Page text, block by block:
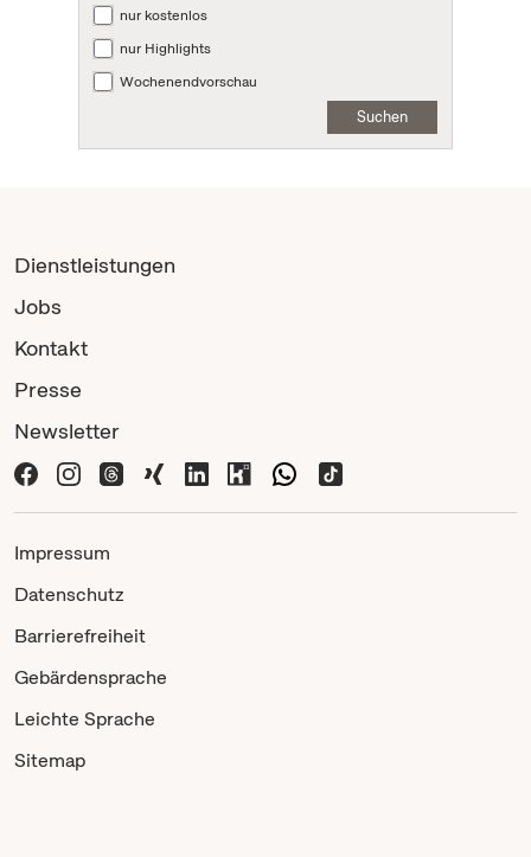
nur kostenlos
nur Highlights
Wochenendvorschau
Suchen
Dienstleistungen
Jobs
Kontakt
Presse
Newsletter
Impressum
Datenschutz
Barrierefreiheit
Gebärdensprache
Leichte Sprache
Sitemap